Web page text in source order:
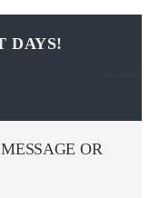
DAYS!
OR